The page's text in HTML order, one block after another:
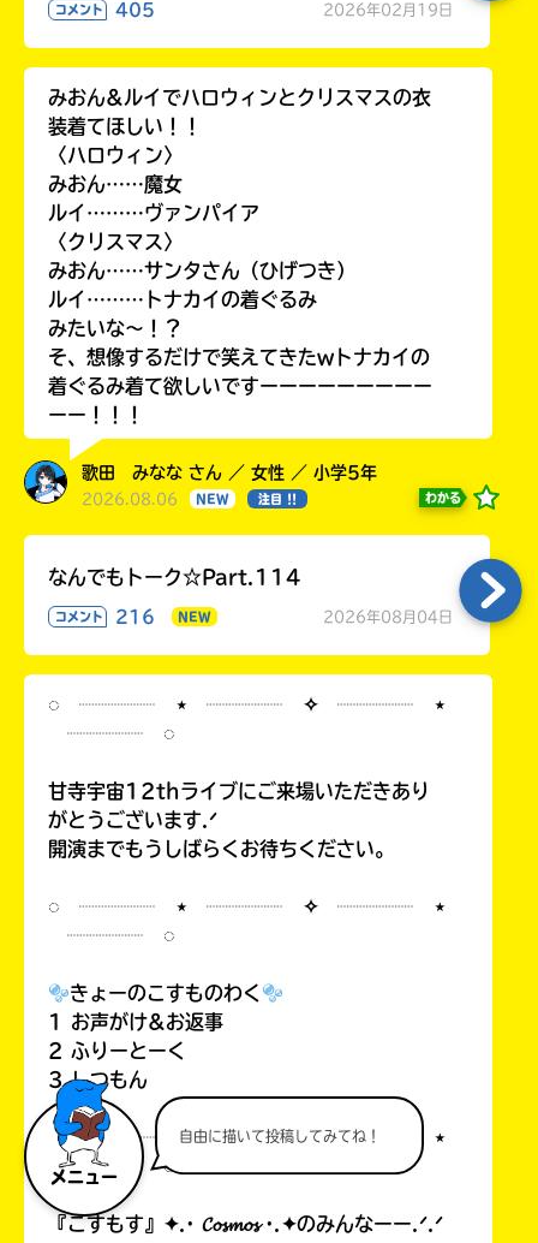
メニュー
自由に描いて投稿してみてね！
コメント 405 2026年02月19日
みおん&ルイでハロウィンとクリスマスの衣
装着てほしい！！
〈ハロウィン〉
みおん……魔女
ルイ………ヴァンパイア
〈クリスマス〉
みおん……サンタさん（ひげつき）
ルイ………トナカイの着ぐるみ
みたいな〜！？
そ、想像するだけで笑えてきたwトナカイの
着ぐるみ着て欲しいですーーーーーーーーー
ーー！！！
歌田 みなな さん ／ 女性 ／ 小学5年
2026.08.06 NEW 注目 !! わかる
なんでもトーク☆Part.114
コメント 216 NEW 2026年08月04日
◌ ┈┈┈┈ ⋆ ┈┈┈┈ ✧ ┈┈┈┈ ⋆
┈┈┈┈ ◌
甘寺宇宙12thライブにご来場いただきあり
がとうございます.ᐟ
開演までもうしばらくお待ちください。
◌ ┈┈┈┈ ⋆ ┈┈┈┈ ✧ ┈┈┈┈ ⋆
┈┈┈┈ ◌
きょーのこすものわく
1 お声がけ&お返事
2 ふりーとーく
3 しつもん
◌ ┈┈┈┈ ⋆ ┈┈┈┈ ✧ ┈┈┈┈ ⋆
┈┈┈┈ ◌
『こすもす』✦.· 𝓒𝓸𝓼𝓶𝓸𝓼 ·.✦のみんなーー.ᐟ.ᐟ